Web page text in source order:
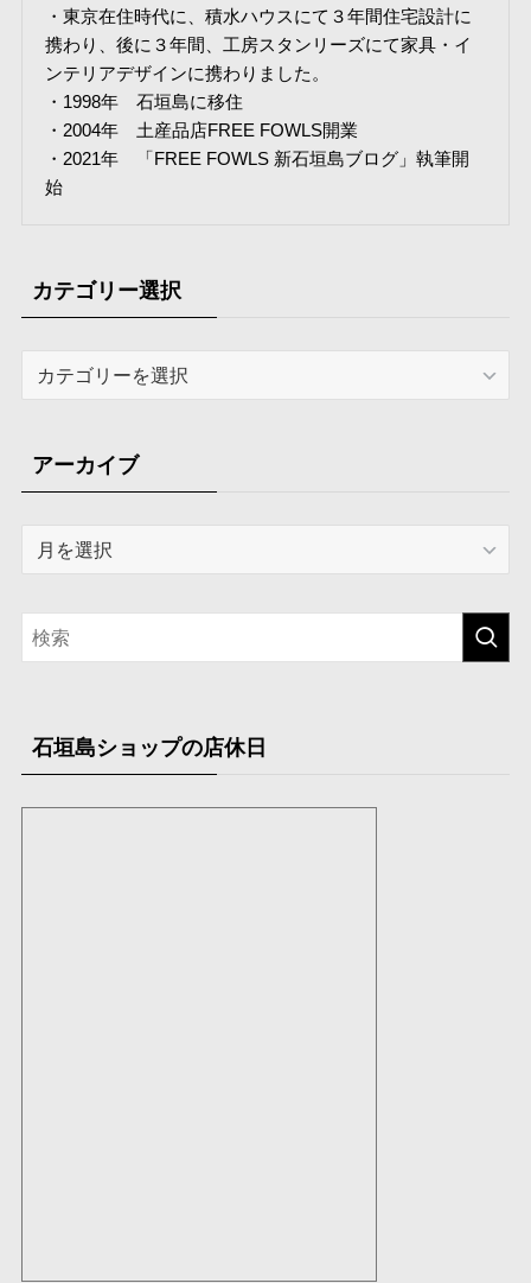
・東京在住時代に、積水ハウスにて３年間住宅設計に
携わり、後に３年間、工房スタンリーズにて家具・イ
ンテリアデザインに携わりました。
・1998年 石垣島に移住
・2004年 土産品店FREE FOWLS開業
・2021年 「FREE FOWLS 新石垣島ブログ」執筆開
始
カテゴリー選択
リ
ー
アーカイブ
イ
ブ
石垣島ショップの店休日